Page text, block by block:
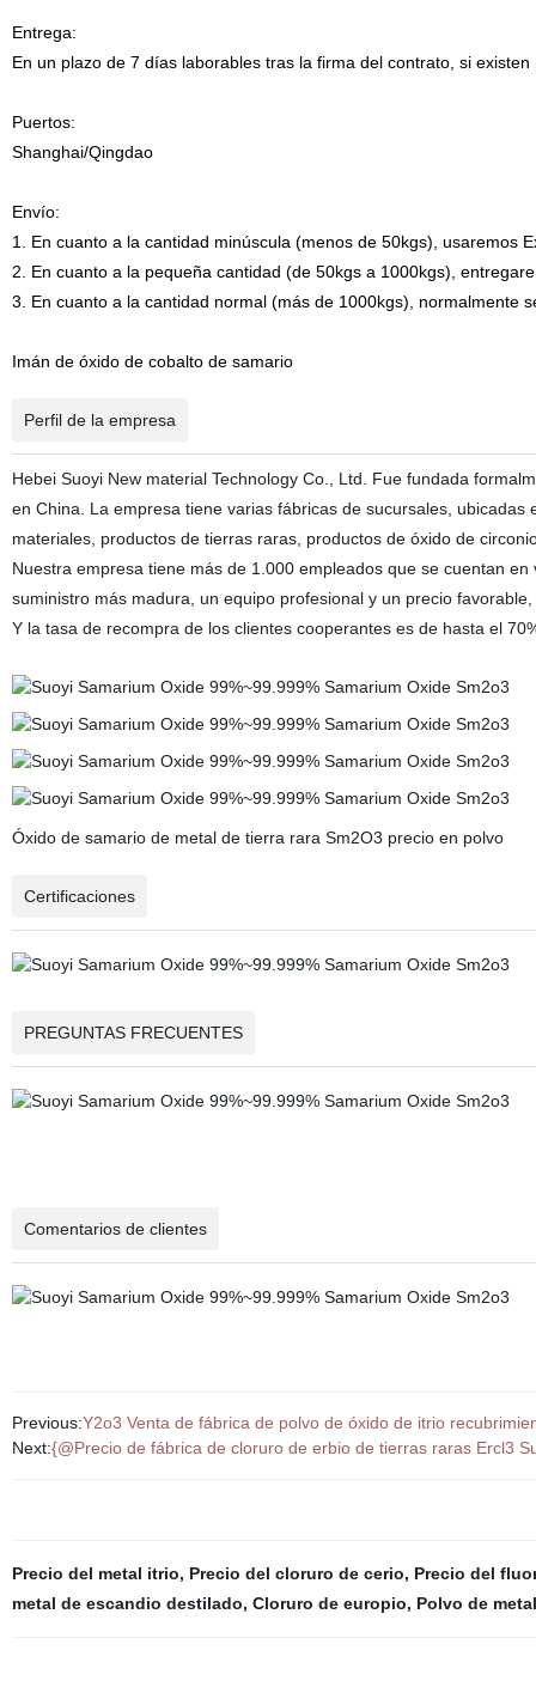
Entrega:
En un plazo de 7 días laborables tras la firma del contrato, si
Puertos:
Shanghai/Qingdao
Envío:
1. En cuanto a la cantidad minúscula (menos de 50kgs), usaremos
2. En cuanto a la pequeña cantidad (de 50kgs a 1000kgs),
3. En cuanto a la cantidad normal (más de 1000kgs), normalmente
Imán de óxido de cobalto de samario
Perfil de la empresa
Hebei Suoyi New material Technology Co., Ltd. Fue fundada
en China. La empresa tiene varias fábricas de sucursales,
materiales, productos de tierras raras, productos de óxido de
Nuestra empresa tiene más de 1.000 empleados que se cuentan
suministro más madura, un equipo profesional y un precio favorable,
Y la tasa de recompra de los clientes cooperantes es de hasta el
Óxido de samario de metal de tierra rara Sm2O3 precio en polvo
Certificaciones
PREGUNTAS FRECUENTES
Comentarios de clientes
Previous:Y2o3 Venta de fábrica de polvo de óxido de itrio
Next:{@Precio de fábrica de cloruro de erbio de tierras raras Ercl3
Precio del metal itrio, Precio del cloruro de cerio, Precio del
metal de escandio destilado, Cloruro de europio, Polvo de